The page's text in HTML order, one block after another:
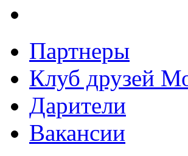
Партнеры
Клуб друзей
Дарители
Вакансии